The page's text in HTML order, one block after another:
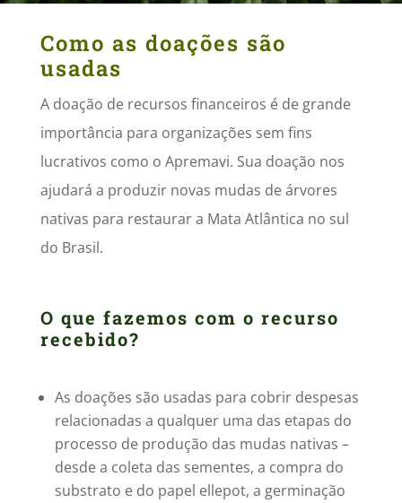
Como as doações são
usadas
A doação de recursos financeiros é de grande
importância para organizações sem fins
lucrativos como o Apremavi. Sua doação nos
ajudará a produzir novas mudas de árvores
nativas para restaurar a Mata Atlântica no sul
do Brasil.
O que fazemos com o recurso
recebido?
As doações são usadas para cobrir despesas
relacionadas a qualquer uma das etapas do
processo de produção das mudas nativas –
desde a coleta das sementes, a compra do
substrato e do papel ellepot, a germinação